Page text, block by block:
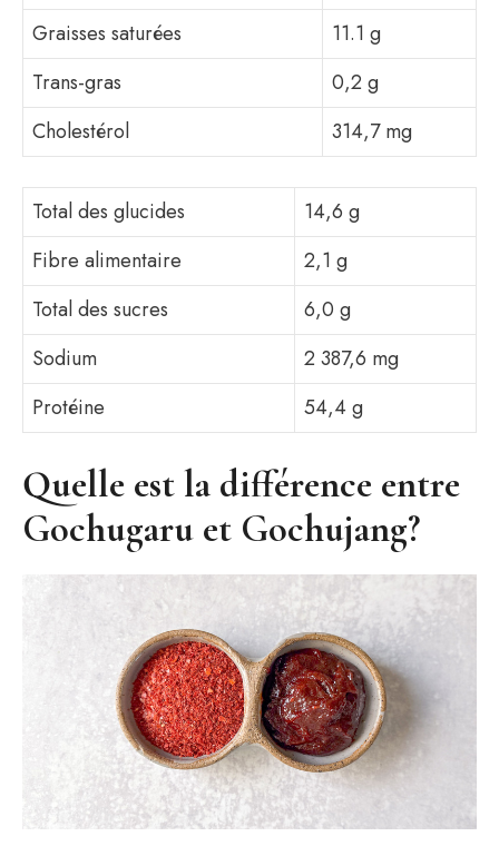
Graisses saturées
11.1 g
Trans-gras
0,2 g
Cholestérol
314,7 mg
Total des glucides
14,6 g
Fibre alimentaire
2,1 g
Total des sucres
6,0 g
Sodium
2 387,6 ​​mg
Protéine
54,4 g
Quelle est la différence entre
Gochugaru et Gochujang?